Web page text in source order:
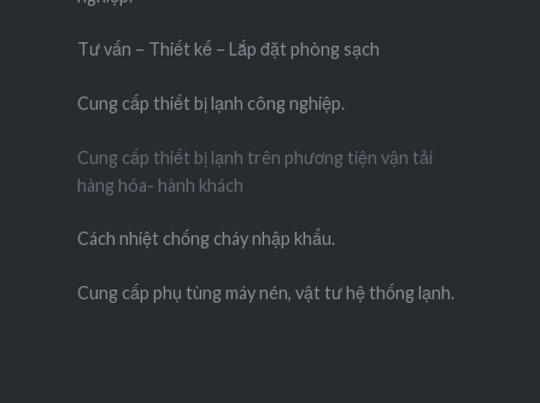
Tư vấn – Thiết kế – Lắp đặt phòng sạch
Cung cấp thiết bị lạnh công nghiệp.
Cung cấp thiết bị lạnh trên phương tiện vận tải
hàng hóa- hành khách
Cách nhiệt chống cháy nhập khẩu.
Cung cấp phụ tùng máy nén, vật tư hệ thống lạnh.